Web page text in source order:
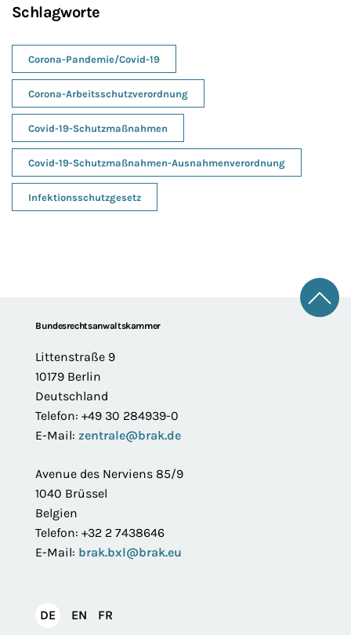
Schlagworte
Corona-Pandemie/Covid-19
Corona-Arbeitsschutzverordnung
Covid-19-Schutzmaßnahmen
Covid-19-Schutzmaßnahmen-Ausnahmenverordnung
Infektionsschutzgesetz
FooterBundesrechtsanwaltskammer
Littenstraße 9
10179 Berlin
Deutschland
Telefon: +49 30 284939-0
E-Mail: zentrale@brak.de
Avenue des Nerviens 85/9
1040 Brüssel
Belgien
Telefon: +32 2 7438646
E-Mail: brak.bxl@brak.eu
DEDeutsch
EN English
FR